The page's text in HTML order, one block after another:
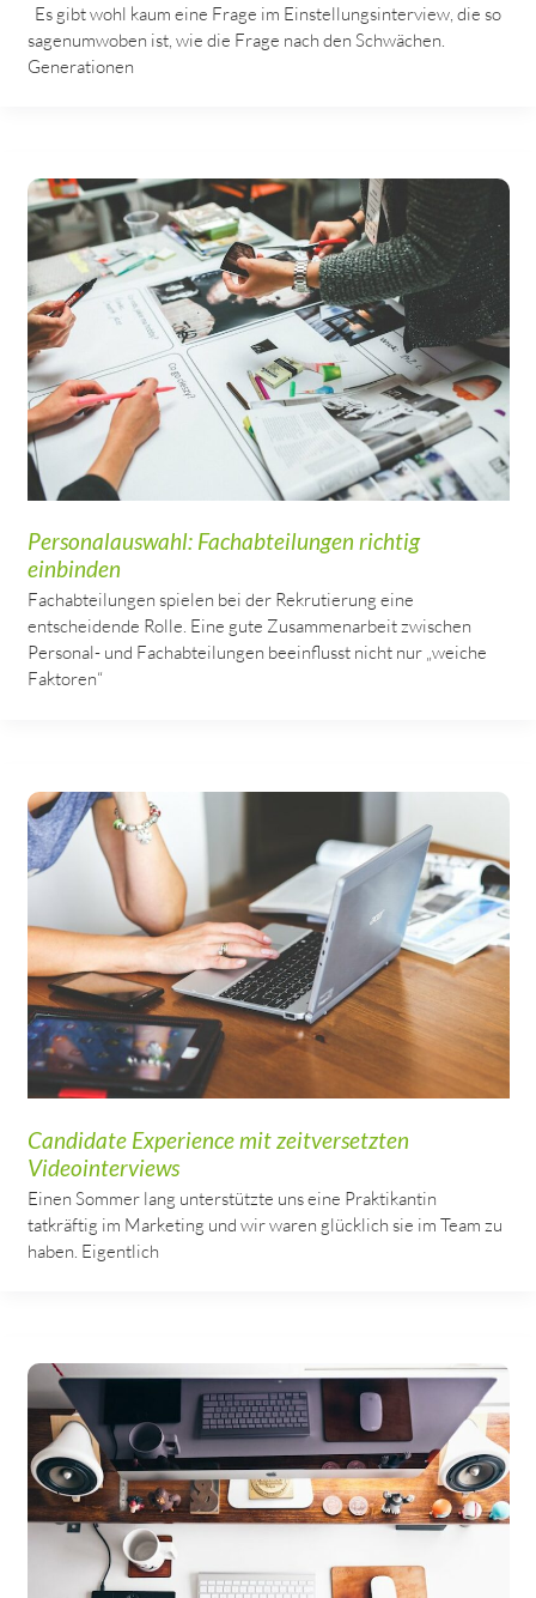
Es gibt wohl kaum eine Frage im Einstellungsinterview, die so
sagenumwoben ist, wie die Frage nach den Schwächen.
Generationen
Personalauswahl: Fachabteilungen richtig
einbinden
Fachabteilungen spielen bei der Rekrutierung eine
entscheidende Rolle. Eine gute Zusammenarbeit zwischen
Personal- und Fachabteilungen beeinflusst nicht nur „weiche
Faktoren“
Candidate Experience mit zeitversetzten
Videointerviews
Einen Sommer lang unterstützte uns eine Praktikantin
tatkräftig im Marketing und wir waren glücklich sie im Team zu
haben. Eigentlich